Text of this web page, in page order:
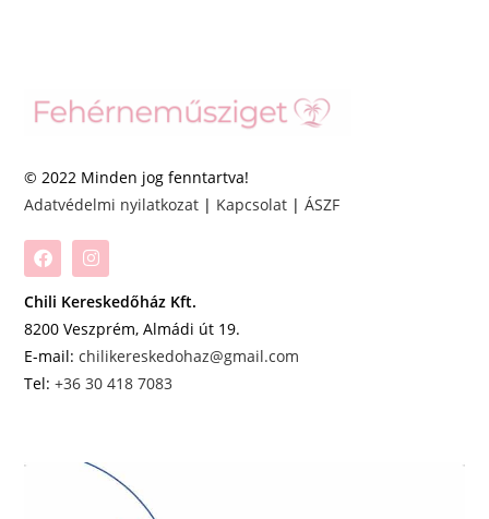
© 2022 Minden jog fenntartva!
Adatvédelmi nyilatkozat | Kapcsolat |ÁSZF
Chili Kereskedőház Kft.
8200 Veszprém, Almádi út 19.
E-mail:chilikereskedohaz@gmail.com
Tel:+36 30 418 7083